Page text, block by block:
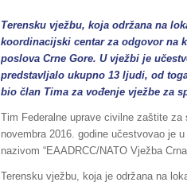
Terensku vježbu, koja održana na
koordinacijski centar za odgovor na
poslova Crne Gore. U vježbi je
predstavljalo ukupno 13 ljudi, od
bio član Tima za vođenje vježbe za
Tim Federalne uprave civilne zaštite
novembra 2016. godine učestvovao je
nazivom “EAADRCC/NATO Vježba
Terensku vježbu, koja je održana na